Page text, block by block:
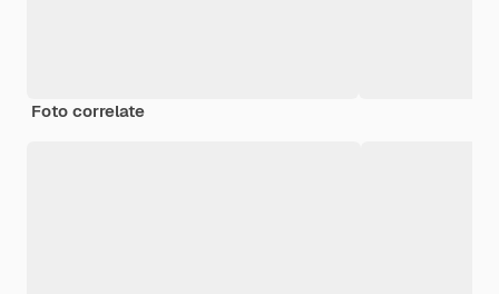
Foto correlate